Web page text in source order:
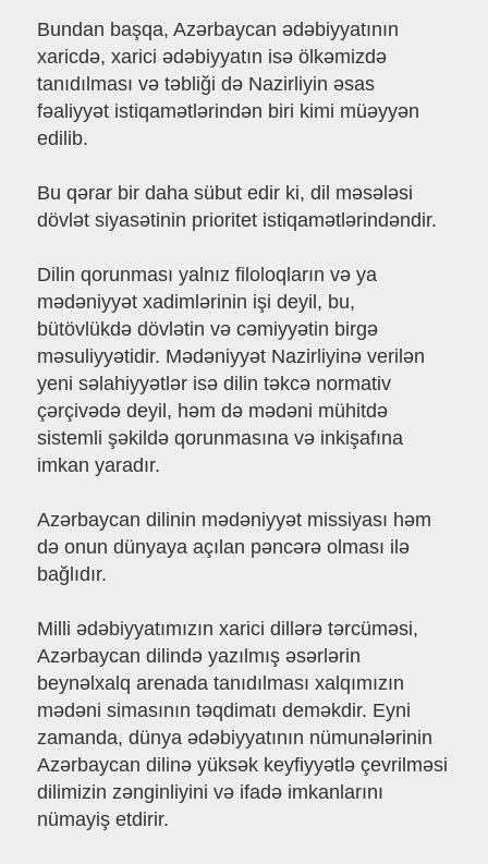
Bundan başqa, Azərbaycan ədəbiyyatının
xaricdə, xarici ədəbiyyatın isə ölkəmizdə
tanıdılması və təbliği də Nazirliyin əsas
fəaliyyət istiqamətlərindən biri kimi müəyyən
edilib.
Bu qərar bir daha sübut edir ki, dil məsələsi
dövlət siyasətinin prioritet istiqamətlərindəndir.
Dilin qorunması yalnız filoloqların və ya
mədəniyyət xadimlərinin işi deyil, bu,
bütövlükdə dövlətin və cəmiyyətin birgə
məsuliyyətidir. Mədəniyyət Nazirliyinə verilən
yeni səlahiyyətlər isə dilin təkcə normativ
çərçivədə deyil, həm də mədəni mühitdə
sistemli şəkildə qorunmasına və inkişafına
imkan yaradır.
Azərbaycan dilinin mədəniyyət missiyası həm
də onun dünyaya açılan pəncərə olması ilə
bağlıdır.
Milli ədəbiyyatımızın xarici dillərə tərcüməsi,
Azərbaycan dilində yazılmış əsərlərin
beynəlxalq arenada tanıdılması xalqımızın
mədəni simasının təqdimatı deməkdir. Eyni
zamanda, dünya ədəbiyyatının nümunələrinin
Azərbaycan dilinə yüksək keyfiyyətlə çevrilməsi
dilimizin zənginliyini və ifadə imkanlarını
nümayiş etdirir.